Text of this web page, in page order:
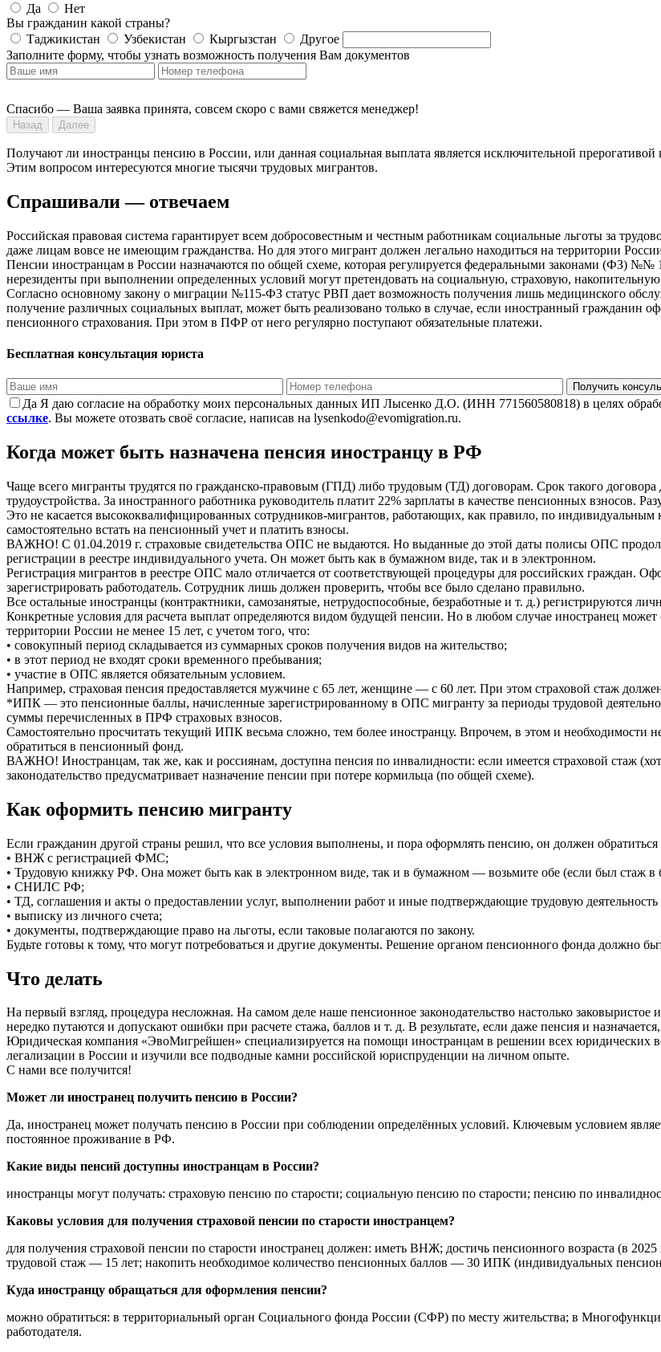
Да
Нет
Вы гражданин какой страны?
Таджикистан
Узбекистан Кыргызстан
Другое
Заполните форму, чтобы узнать возможность получения Вам документов
Спасибо — Ваша заявка принята, совсем скоро с вами свяжется менеджер!
Назад Далее
Получают ли иностранцы пенсию в России, или данная социальная выплата является исключительной прерогативой
Этим вопросом интересуются многие тысячи трудовых мигрантов.
Спрашивали — отвечаем
Российская правовая система гарантирует всем добросовестным и честным работникам социальные льготы за
даже лицам вовсе не имеющим гражданства. Но для этого мигрант должен легально находиться на территории
Пенсии иностранцам в России назначаются по общей схеме, которая регулируется федеральными законами (ФЗ)
нерезиденты при выполнении определенных условий могут претендовать на социальную, страховую,
Согласно основному закону о миграции №115-ФЗ статус РВП дает возможность получения лишь медицинского
получение различных социальных выплат, может быть реализовано только в случае, если иностранный гражданин
пенсионного страхования. При этом в ПФР от него регулярно поступают обязательные платежи.
Бесплатная консультация юриста
Да Я даю согласие на обработку моих персональных данных ИП Лысенко Д.О. (ИНН 771560580818) в целях
ссылке. Вы можете отозвать своё согласие, написав на lysenkodo@evomigration.ru.
Когда может быть назначена пенсия иностранцу в РФ
Чаще всего мигранты трудятся по гражданско-правовым (ГПД) либо трудовым (ТД) договорам. Срок такого договора
трудоустройства. За иностранного работника руководитель платит 22% зарплаты в качестве пенсионных взносов.
Это не касается высококвалифицированных сотрудников-мигрантов, работающих, как правило, по
самостоятельно встать на пенсионный учет и платить взносы.
ВАЖНО! С 01.04.2019 г. страховые свидетельства ОПС не выдаются. Но выданные до этой даты полисы ОПС
регистрации в реестре индивидуального учета. Он может быть как в бумажном виде, так и в электронном.
Регистрация мигрантов в реестре ОПС мало отличается от соответствующей процедуры для российских граждан.
зарегистрировать работодатель. Сотрудник лишь должен проверить, чтобы все было сделано правильно.
Все остальные иностранцы (контрактники, самозанятые, нетрудоспособные, безработные и т. д.)
Конкретные условия для расчета выплат определяются видом будущей пенсии. Но в любом случае иностранец
территории России не менее 15 лет, с учетом того, что:
• совокупный период складывается из суммарных сроков получения видов на жительство;
• в этот период не входят сроки временного пребывания;
• участие в ОПС является обязательным условием.
Например, страховая пенсия предоставляется мужчине с 65 лет, женщине — с 60 лет. При этом страховой стаж
*ИПК — это пенсионные баллы, начисленные зарегистрированному в ОПС мигранту за периоды трудовой
суммы перечисленных в ПРФ страховых взносов.
Самостоятельно просчитать текущий ИПК весьма сложно, тем более иностранцу. Впрочем, в этом и необходимости
обратиться в пенсионный фонд.
ВАЖНО! Иностранцам, так же, как и россиянам, доступна пенсия по инвалидности: если имеется страховой стаж
законодательство предусматривает назначение пенсии при потере кормильца (по общей схеме).
Как оформить пенсию мигранту
Если гражданин другой страны решил, что все условия выполнены, и пора оформлять пенсию, он должен
• ВНЖ с регистрацией ФМС;
• Трудовую книжку РФ. Она может быть как в электронном виде, так и в бумажном — возьмите обе (если был стаж
• СНИЛС РФ;
• ТД, соглашения и акты о предоставлении услуг, выполнении работ и иные подтверждающие трудовую
• выписку из личного счета;
• документы, подтверждающие право на льготы, если таковые полагаются по закону.
Будьте готовы к тому, что могут потребоваться и другие документы. Решение органом пенсионного фонда должно
Что делать
На первый взгляд, процедура несложная. На самом деле наше пенсионное законодательство настолько
нередко путаются и допускают ошибки при расчете стажа, баллов и т. д. В результате, если даже пенсия и
Юридическая компания «ЭвоМигрейшен» специализируется на помощи иностранцам в решении всех
легализации в России и изучили все подводные камни российской юриспруденции на личном опыте.
С нами все получится!
Может ли иностранец получить пенсию в России?
Да, иностранец может получать пенсию в России при соблюдении определённых условий. Ключевым условием
постоянное проживание в РФ.
Какие виды пенсий доступны иностранцам в России?
иностранцы могут получать: страховую пенсию по старости; социальную пенсию по старости; пенсию по
Каковы условия для получения страховой пенсии по старости иностранцем?
для получения страховой пенсии по старости иностранец должен: иметь ВНЖ; достичь пенсионного возраста (в
трудовой стаж — 15 лет; накопить необходимое количество пенсионных баллов — 30 ИПК (индивидуальных
Куда иностранцу обращаться для оформления пенсии?
можно обратиться: в территориальный орган Социального фонда России (СФР) по месту жительства; в
работодателя.